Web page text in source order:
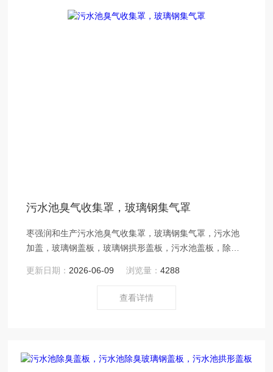
污水池臭气收集罩，玻璃钢集气罩
枣强润和生产污水池臭气收集罩，玻璃钢集气罩，污水池
加盖，玻璃钢盖板，玻璃钢拱形盖板，污水池盖板，除臭
更新日期： 2026-06-09 浏览量：4288
查看详情